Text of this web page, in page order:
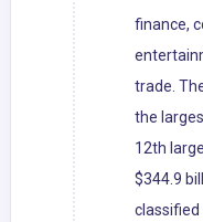
finance,
trade.
the
12th
$344.9
classified